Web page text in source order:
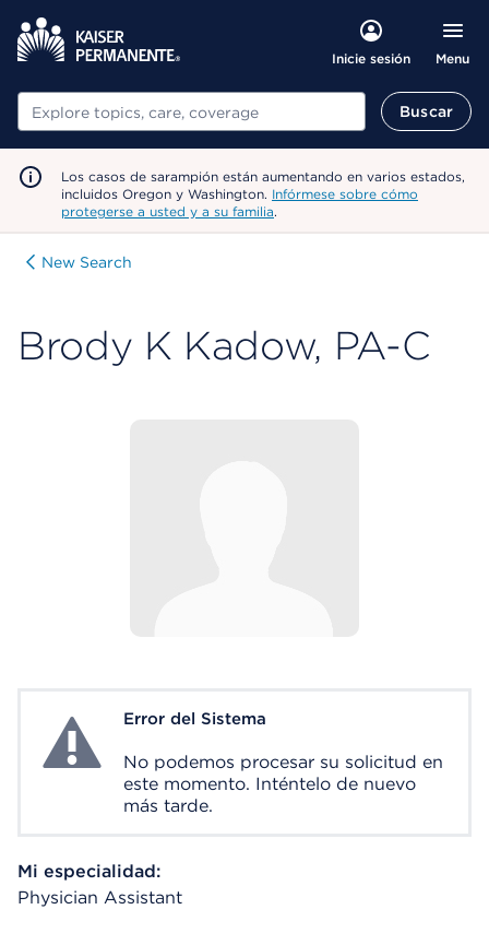
Inicie sesión Menu
Buscar Buscar
Los casos de sarampión están aumentando en varios estados,
incluidos Oregon y Washington. Infórmese sobre cómo
protegerse a usted y a su familia.
New Search
Brody K Kadow, PA-C
System ErrorError del Sistema
No podemos procesar su solicitud en
este momento. Inténtelo de nuevo
más tarde.
Mi especialidad:
Physician Assistant